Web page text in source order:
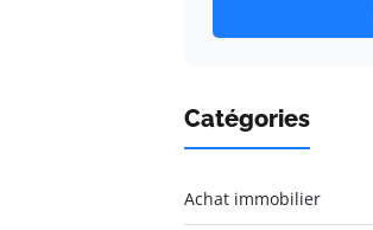
Catégories
Achat immobilier